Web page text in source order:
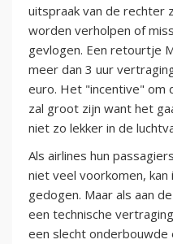
uitspraak van de rechter
worden verholpen of
gevlogen. Een retourtje
meer dan 3 uur
euro. Het "incentive" om
zal groot zijn want het
niet zo lekker in de
Als airlines hun
niet veel voorkomen,
gedogen. Maar als aan
een technische
een slecht onderbouwde